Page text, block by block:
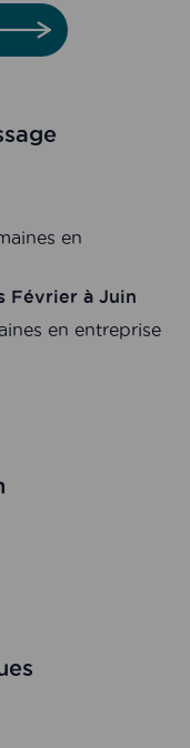
en
Février à Juin
en entreprise